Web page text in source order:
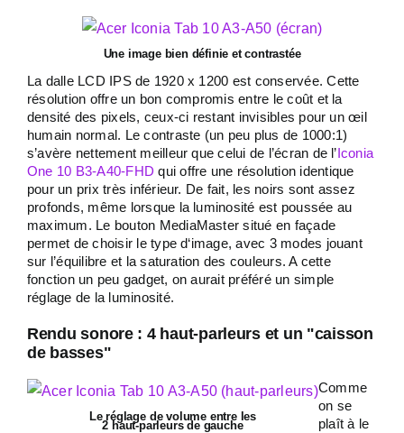
Une image bien définie et contrastée
La dalle LCD IPS de 1920 x 1200 est conservée. Cette
résolution offre un bon compromis entre le coût et la
densité des pixels, ceux-ci restant invisibles pour un œil
humain normal. Le contraste (un peu plus de 1000:1)
s’avère nettement meilleur que celui de l’écran de l’Iconia
One 10 B3-A40-FHD qui offre une résolution identique
pour un prix très inférieur. De fait, les noirs sont assez
profonds, même lorsque la luminosité est poussée au
maximum. Le bouton MediaMaster situé en façade
permet de choisir le type d‘image, avec 3 modes jouant
sur l’équilibre et la saturation des couleurs. A cette
fonction un peu gadget, on aurait préféré un simple
réglage de la luminosité.
Rendu sonore : 4 haut-parleurs et un "caisson
de basses"
Le réglage de volume entre les
2 haut-parleurs de gauche
Comme
on se
plaît à le